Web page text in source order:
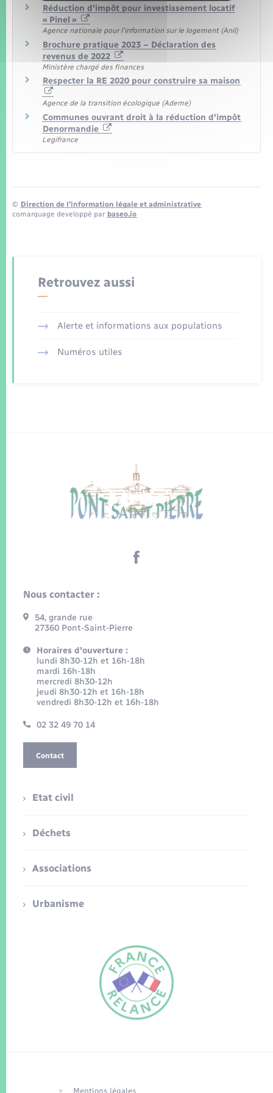
Réduction d'impôt pour investissement locatif
« Pinel »
Agence nationale pour l'information sur le logement (Anil)
Brochure pratique 2023 – Déclaration des
revenus de 2022
Ministère chargé des finances
Respecter la RE 2020 pour construire sa maison
Agence de la transition écologique (Ademe)
Communes ouvrant droit à la réduction d'impôt
Denormandie
Legifrance
© Direction de l’information légale et administrative
comarquage developpé par baseo.io
Retrouvez aussi
Alerte et informations aux populations
Numéros utiles
Nous contacter :
54, grande rue
27360 Pont-Saint-Pierre
Horaires d'ouverture :
lundi 8h30-12h et 16h-18h
mardi 16h-18h
mercredi 8h30-12h
jeudi 8h30-12h et 16h-18h
vendredi 8h30-12h et 16h-18h
02 32 49 70 14
Contact
Etat civil
Déchets
Associations
Urbanisme
Mentions légales